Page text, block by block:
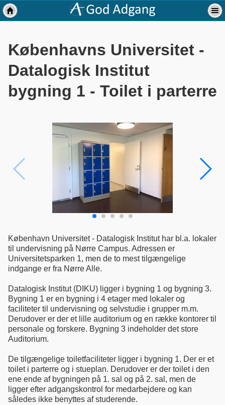
Københavns Universitet -
Datalogisk Institut
bygning 1 - Toilet i parterre
København Universitet - Datalogisk Institut har bl.a. lokaler
til undervisning på Nørre Campus. Adressen er
Universitetsparken 1, men de to mest tilgængelige
indgange er fra Nørre Alle.
Datalogisk Institut (DIKU) ligger i bygning 1 og bygning 3.
Bygning 1 er en bygning i 4 etager med lokaler og
faciliteter til undervisning og selvstudie i grupper m.m.
Derudover er der et lille auditorium og en række kontorer til
personale og forskere. Bygning 3 indeholder det store
Auditorium.
De tilgængelige toiletfaciliteter ligger i bygning 1. Der er et
toilet i parterre og i stueplan. Derudover er der toilet i den
ene ende af bygningen på 1. sal og på 2. sal, men de
ligger efter adgangskontrol for medarbejdere og kan
således ikke benyttes af studerende.